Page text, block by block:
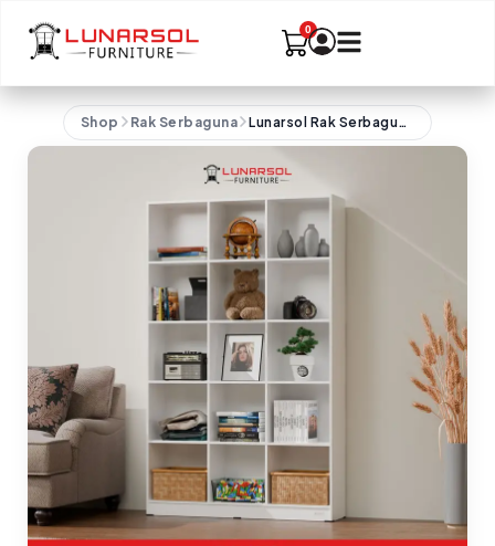
Shop Rak Serbaguna Lunarsol Rak Serbaguna | Sekat Ruangan | Rak Buku | Rak 2 Meter | BALLYS